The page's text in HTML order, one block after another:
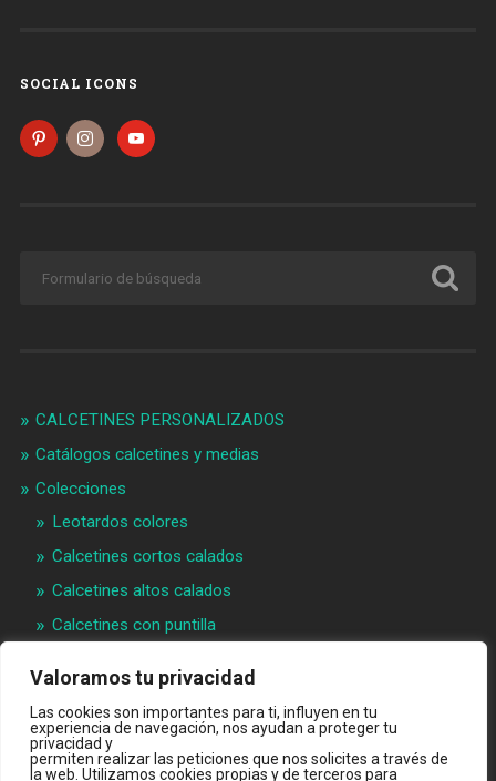
Valoramos tu privacidad
Las cookies son importantes para ti, influyen en tu
experiencia de navegación, nos ayudan a proteger tu
privacidad y
permiten realizar las peticiones que nos solicites a través de
la web. Utilizamos cookies propias y de terceros para
SOCIAL ICONS
CALCETINES PERSONALIZADOS
Catálogos calcetines y medias
Colecciones
Leotardos colores
Calcetines cortos calados
Calcetines altos calados
Calcetines con puntilla
Materias primeras
Videos
Quiénes somos